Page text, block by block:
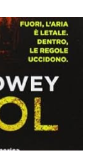
voleva che mi facessi
nella squadra dei
una masnada di
perché come
se quell'anno per
Qu...